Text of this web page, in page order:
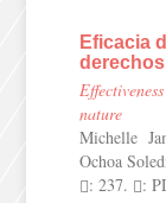
Eficacia
nature
Michelle
Ochoa
: 237.
: